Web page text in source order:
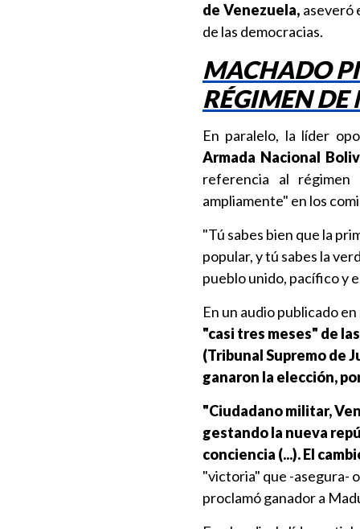
de Venezuela,aseveró
de las democracias.
MACHADO
RÉGIMEN
En paralelo, la líder
Armada Nacional
referencia al
ampliamente" en los
"Tú sabes bien que la
popular, y tú sabes la
pueblo unido, pacífico y
En un audio publicado
"casi tres meses" de
(Tribunal Supremo de
ganaron la elección,
"Ciudadano militar,
gestando la nueva
conciencia (...). El
"victoria" que -asegura-
proclamó ganador a